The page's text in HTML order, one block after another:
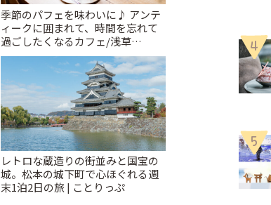
季節のパフェを味わいに♪ アンテ
ィークに囲まれて、時間を忘れて
過ごしたくなるカフェ/浅草
「annorum cafe」 | ことりっぷ
レトロな蔵造りの街並みと国宝の
城。松本の城下町で心ほぐれる週
末1泊2日の旅 | ことりっぷ
4
5